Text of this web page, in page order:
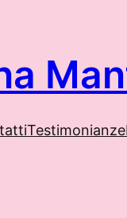
Testimonianze